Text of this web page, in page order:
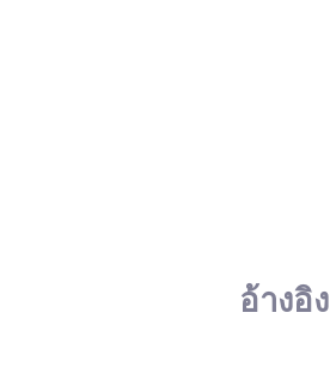
อ้างอิง